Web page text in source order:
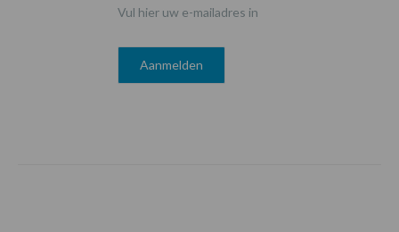
Vul hier uw e-mailadres in